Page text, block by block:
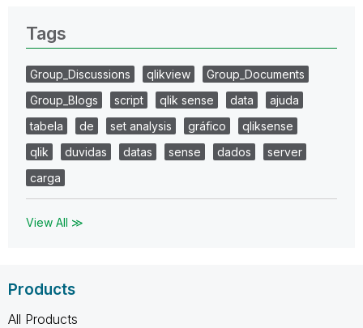
Tags
Group_Discussions qlikview
Group_Documents
Group_Blogs
script qlik sense data
ajuda
tabela
de set analysis gráfico
qliksense
qlik
duvidas datas sense dados
server
carga
View All ≫
Products
All Products